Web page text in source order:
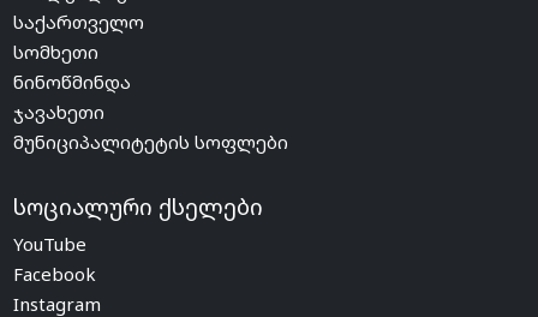
საქართველო
სომხეთი
ნინოწმინდა
ჯავახეთი
მუნიციპალიტეტის სოფლები
სოციალური ქსელები
YouTube
Facebook
Instagram